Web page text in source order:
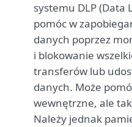
systemu DLP (Data
pomóc w
danych poprzez
i blokowanie
transferów lub
danych. Może
wewnętrzne, ale
Należy jednak